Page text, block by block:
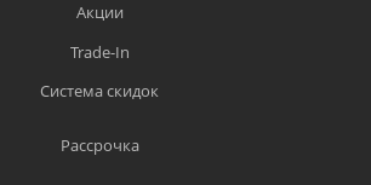
Акции
Trade-In
Система скидок
Рассрочка